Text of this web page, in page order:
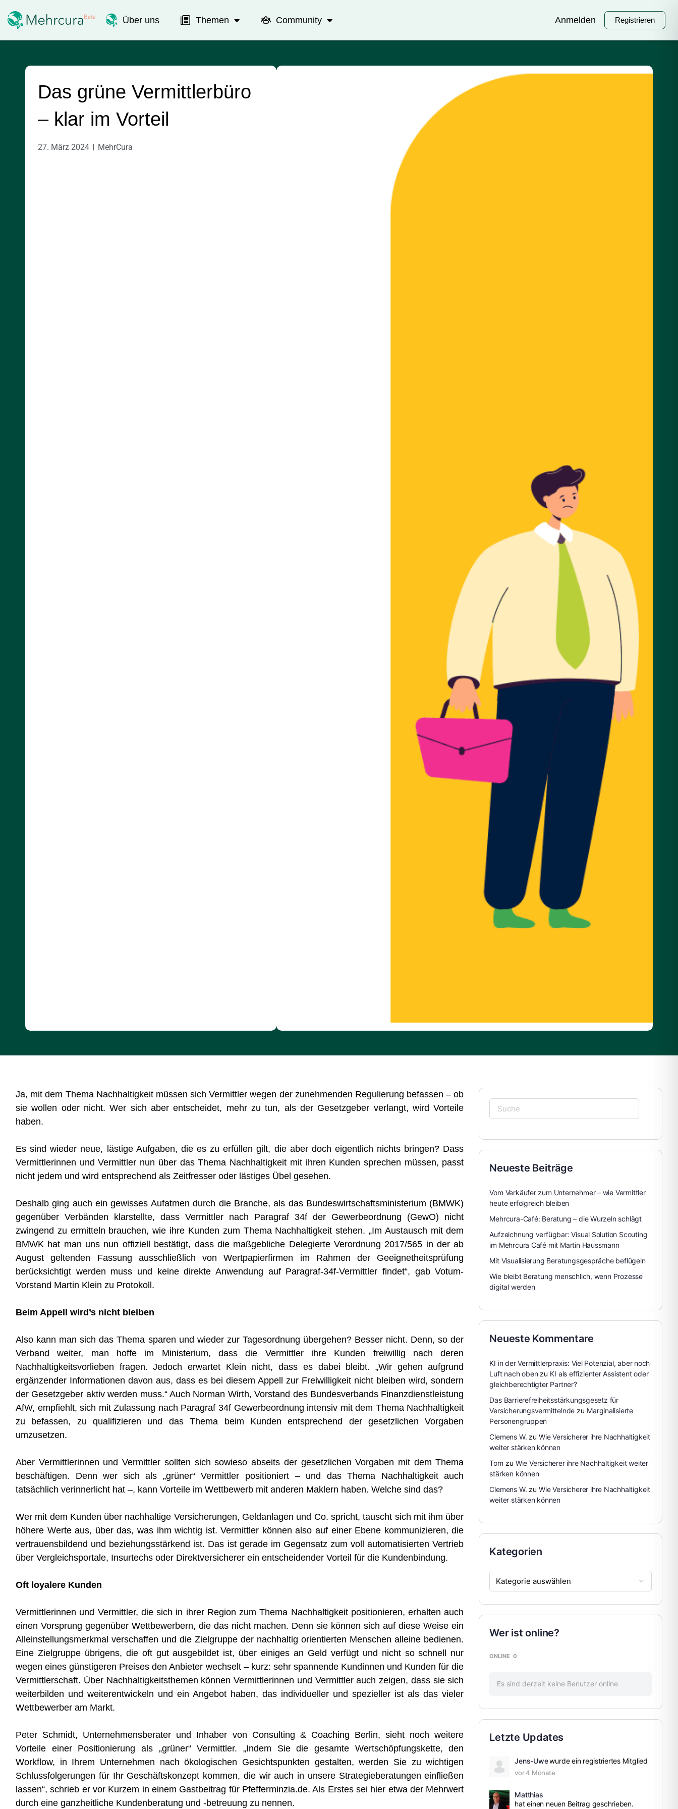
Über uns Themen Community Anmelden Registrieren
Das grüne Vermittlerbüro
– klar im Vorteil
27. März 2024 MehrCura
Ja, mit dem Thema Nachhaltigkeit müssen sich Vermittler wegen der zunehmenden Regulierung befassen – ob
sie wollen oder nicht. Wer sich aber entscheidet, mehr zu tun, als der Gesetzgeber verlangt, wird Vorteile
haben.
Es sind wieder neue, lästige Aufgaben, die es zu erfüllen gilt, die aber doch eigentlich nichts bringen? Dass
Vermittlerinnen und Vermittler nun über das Thema Nachhaltigkeit mit ihren Kunden sprechen müssen, passt
nicht jedem und wird entsprechend als Zeitfresser oder lästiges Übel gesehen.
Deshalb ging auch ein gewisses Aufatmen durch die Branche, als das Bundeswirtschaftsministerium (BMWK)
gegenüber Verbänden klarstellte, dass Vermittler nach Paragraf 34f der Gewerbeordnung (GewO) nicht
zwingend zu ermitteln brauchen, wie ihre Kunden zum Thema Nachhaltigkeit stehen. „Im Austausch mit dem
BMWK hat man uns nun offiziell bestätigt, dass die maßgebliche Delegierte Verordnung 2017/565 in der ab
August geltenden Fassung ausschließlich von Wertpapierfirmen im Rahmen der Geeignetheitsprüfung
berücksichtigt werden muss und keine direkte Anwendung auf Paragraf-34f-Vermittler findet“, gab Votum-
Vorstand Martin Klein zu Protokoll.
Beim Appell wird’s nicht bleiben
Also kann man sich das Thema sparen und wieder zur Tagesordnung übergehen? Besser nicht. Denn, so der
Verband weiter, man hoffe im Ministerium, dass die Vermittler ihre Kunden freiwillig nach deren
Nachhaltigkeitsvorlieben fragen. Jedoch erwartet Klein nicht, dass es dabei bleibt. „Wir gehen aufgrund
ergänzender Informationen davon aus, dass es bei diesem Appell zur Freiwilligkeit nicht bleiben wird, sondern
der Gesetzgeber aktiv werden muss.“ Auch Norman Wirth, Vorstand des Bundesverbands Finanzdienstleistung
AfW, empfiehlt, sich mit Zulassung nach Paragraf 34f Gewerbeordnung intensiv mit dem Thema Nachhaltigkeit
zu befassen, zu qualifizieren und das Thema beim Kunden entsprechend der gesetzlichen Vorgaben
umzusetzen.
Aber Vermittlerinnen und Vermittler sollten sich sowieso abseits der gesetzlichen Vorgaben mit dem Thema
beschäftigen. Denn wer sich als „grüner“ Vermittler positioniert – und das Thema Nachhaltigkeit auch
tatsächlich verinnerlicht hat –, kann Vorteile im Wettbewerb mit anderen Maklern haben. Welche sind das?
Wer mit dem Kunden über nachhaltige Versicherungen, Geldanlagen und Co. spricht, tauscht sich mit ihm über
höhere Werte aus, über das, was ihm wichtig ist. Vermittler können also auf einer Ebene kommunizieren, die
vertrauensbildend und beziehungsstärkend ist. Das ist gerade im Gegensatz zum voll automatisierten Vertrieb
über Vergleichsportale, Insurtechs oder Direktversicherer ein entscheidender Vorteil für die Kundenbindung.
Oft loyalere Kunden
Vermittlerinnen und Vermittler, die sich in ihrer Region zum Thema Nachhaltigkeit positionieren, erhalten auch
einen Vorsprung gegenüber Wettbewerbern, die das nicht machen. Denn sie können sich auf diese Weise ein
Alleinstellungsmerkmal verschaffen und die Zielgruppe der nachhaltig orientierten Menschen alleine bedienen.
Eine Zielgruppe übrigens, die oft gut ausgebildet ist, über einiges an Geld verfügt und nicht so schnell nur
wegen eines günstigeren Preises den Anbieter wechselt – kurz: sehr spannende Kundinnen und Kunden für die
Vermittlerschaft. Über Nachhaltigkeitsthemen können Vermittlerinnen und Vermittler auch zeigen, dass sie sich
weiterbilden und weiterentwickeln und ein Angebot haben, das individueller und spezieller ist als das vieler
Wettbewerber am Markt.
Peter Schmidt, Unternehmensberater und Inhaber von Consulting & Coaching Berlin, sieht noch weitere
Vorteile einer Positionierung als „grüner“ Vermittler. „Indem Sie die gesamte Wertschöpfungskette, den
Workflow, in Ihrem Unternehmen nach ökologischen Gesichtspunkten gestalten, werden Sie zu wichtigen
Schlussfolgerungen für Ihr Geschäftskonzept kommen, die wir auch in unsere Strategieberatungen einfließen
lassen“, schrieb er vor Kurzem in einem Gastbeitrag für Pfefferminzia.de. Als Erstes sei hier etwa der Mehrwert
durch eine ganzheitliche Kundenberatung und -betreuung zu nennen.
Neueste Beiträge
Vom Verkäufer zum Unternehmer – wie Vermittler
heute erfolgreich bleiben
Mehrcura-Café: Beratung – die Wurzeln schlägt
Aufzeichnung verfügbar: Visual Solution Scouting
im Mehrcura Café mit Martin Haussmann
Mit Visualisierung Beratungsgespräche beflügeln
Wie bleibt Beratung menschlich, wenn Prozesse
digital werden
Neueste Kommentare
KI in der Vermittlerpraxis: Viel Potenzial, aber noch
Luft nach obenzu KI als effizienter Assistent oder
gleichberechtigter Partner?
Das Barrierefreiheitsstärkungsgesetz für
Versicherungsvermittelnde zu Marginalisierte
Personengruppen
Clemens W. zuWie Versicherer ihre Nachhaltigkeit
weiter stärken können
Tom zu Wie Versicherer ihre Nachhaltigkeit weiter
stärken können
Clemens W. zuWie Versicherer ihre Nachhaltigkeit
weiter stärken können
Kategorien
Wer ist online?
ONLINE 0
Es sind derzeit keine Benutzer online
Letzte Updates
Jens-Uwe wurde ein registriertes Mitglied
vor 4 Monate
Matthias
hat einen neuen Beitrag geschrieben.